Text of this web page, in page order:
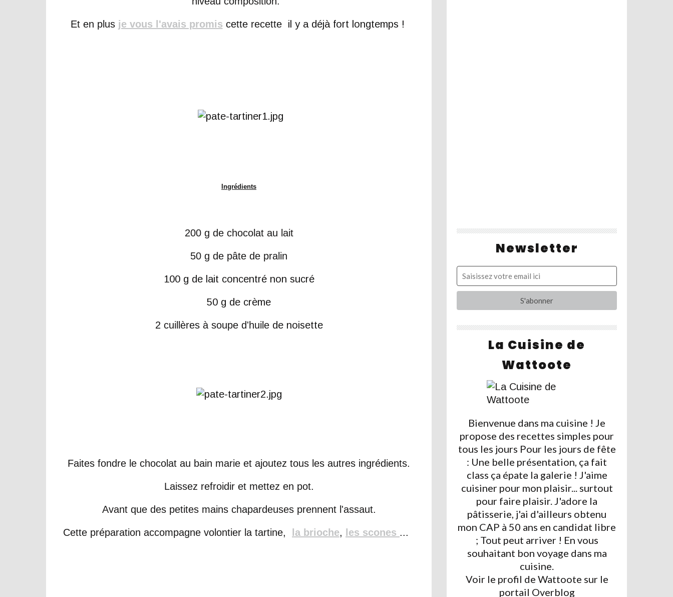
Et en plus je vous l'avais promis cette recette il y a déjà fort longtemps !
Ingrédients
200 g de chocolat au lait
50 g de pâte de pralin
100 g de lait concentré non sucré
50 g de crème
2 cuillères à soupe d'huilede noisette
Faites fondre le chocolat au bain marie et ajoutez tous les autres ingrédients.
Laissez refroidir et mettez en pot.
Avant que des petites mains chapardeuses prennent l'assaut.
Cette préparation accompagne volontier la tartine, la brioche, les scones ...
Newsletter
La Cuisine de
Wattoote
Bienvenue dans ma cuisine ! Je
propose des recettes simples pour
tous les jours Pour les jours de fête
: Une belle présentation, ça fait
class ça épate la galerie ! J'aime
cuisiner pour mon plaisir... surtout
pour faire plaisir. J'adore la
pâtisserie, j'ai d'ailleurs obtenu
mon CAP à 50 ans en candidat libre
; Tout peut arriver ! En vous
souhaitant bon voyage dans ma
cuisine.
Voir le profil de Wattoote sur le
portail Overblog